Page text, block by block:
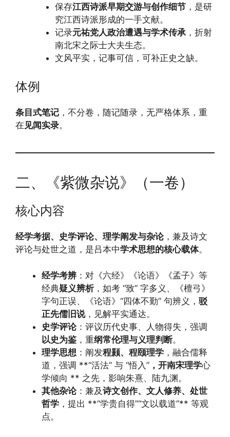
保存江西诗派早期交游与创作细节，是研
究江西诗派形成的一手文献。
记录元祐党人政治遭遇与学术传承，折射
南北宋之际士大夫生态。
文风平实，记事可信，可补正史之缺。
体例
条目式笔记 ，不分卷，随记随录，无严格体系，重
在见闻实录。
二、《紫微杂说》（一卷）
核心内容
经学考据、史学评论、理学阐发与杂论，兼及诗文
评论与处世之道，是吕本中学术思想的核心载体。
经学考辨 ：对《六经》《论语》《孟子》等
经典疑义辨析，如考 “致” 字多义、《檀弓》
字句正误、《论语》“四体不勤” 句辨义， 驳
正先儒旧说，见解平实通达。
史学评论：评议历代史事、人物得失，强调
以史为鉴 ，重纲常伦理与义理判断。
理学思想 ：阐发程颢、程颐理学 ，融合儒释
道，强调 **“活法” 与 “悟入” ，开南宋理学心
学倾向 ** 之先，影响朱熹、陆九渊。
其他杂论：兼及诗文创作、文人修养、处世
哲学 ，提出 **“学贵自得”“文以载道”** 等观
点。